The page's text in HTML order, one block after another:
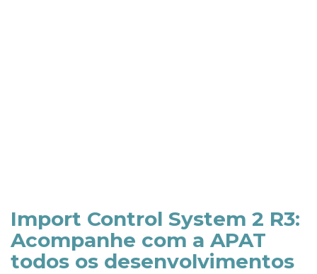
Import Control System 2 R3:
Acompanhe com a APAT
todos os desenvolvimentos